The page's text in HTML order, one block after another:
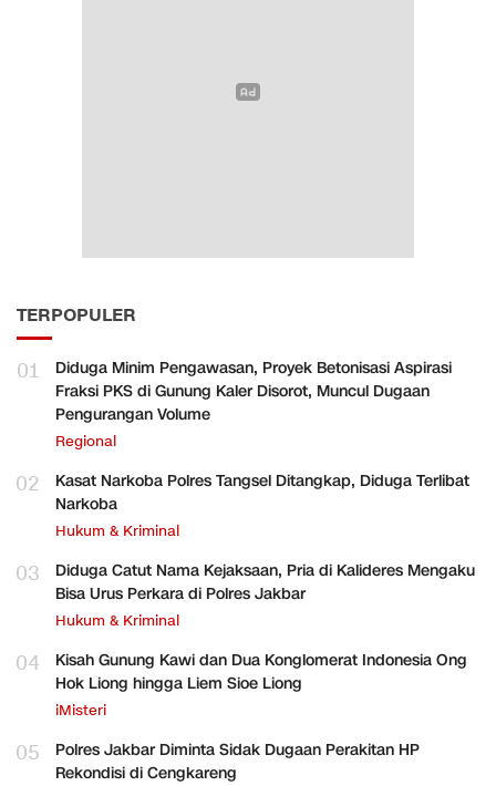
TERPOPULER
01
Diduga Minim Pengawasan, Proyek Betonisasi Aspirasi
Fraksi PKS di Gunung Kaler Disorot, Muncul Dugaan
Pengurangan Volume
Regional
02
Kasat Narkoba Polres Tangsel Ditangkap, Diduga Terlibat
Narkoba
Hukum & Kriminal
03
Diduga Catut Nama Kejaksaan, Pria di Kalideres Mengaku
Bisa Urus Perkara di Polres Jakbar
Hukum & Kriminal
04
Kisah Gunung Kawi dan Dua Konglomerat Indonesia Ong
Hok Liong hingga Liem Sioe Liong
iMisteri
05
Polres Jakbar Diminta Sidak Dugaan Perakitan HP
Rekondisi di Cengkareng